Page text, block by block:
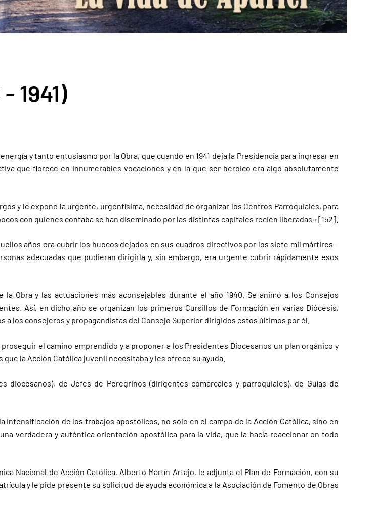
1941)
y tanto entusiasmo por la Obra, que cuando en 1941 deja la Presidencia para ingresar en
que florece en innumerables vocaciones y en la que ser heroico era algo absolutamente
y le expone la urgente, urgentísima, necesidad de organizar los Centros Parroquiales, para
con quienes contaba se han diseminado por las distintas capitales recién liberadas» [152].
años era cubrir los huecos dejados en sus cuadros directivos por los siete mil mártires –
adecuadas que pudieran dirigirla y, sin embargo, era urgente cubrir rápidamente esos
Obra y las actuaciones más aconsejables durante el año 1940. Se animó a los Consejos
Así, en dicho año se organizan los primeros Cursillos de Formación en varias Diócesis,
a los consejeros y propagandistas del Consejo Superior dirigidos estos últimos por él.
el camino emprendido y a proponer a los Presidentes Diocesanos un plan orgánico y
la Acción Católica juvenil necesitaba y les ofrece su ayuda.
diocesanos), de Jefes de Peregrinos (dirigentes comarcales y parroquiales), de Guías de
intensificación de los trabajos apostólicos, no sólo en el campo de la Acción Católica, sino en
verdadera y auténtica orientación apostólica para la vida, que la hacía reaccionar en todo
Nacional de Acción Católica, Alberto Martín Artajo, le adjunta el Plan de Formación, con su
y le pide presente su solicitud de ayuda económica a la Asociación de Fomento de Obras